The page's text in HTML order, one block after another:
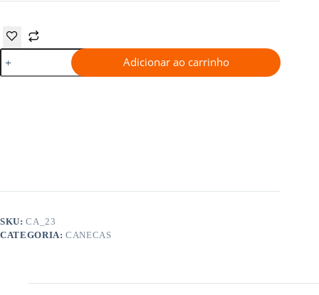
Caneca
Metalizada
(rosa)
Adicionar ao carrinho
SKU:CA_23
CATEGORIA:CANECAS